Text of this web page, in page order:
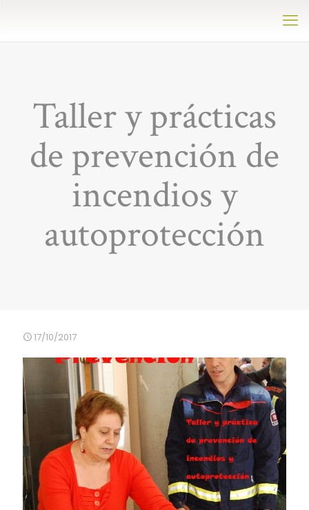
Taller y prácticas
de prevención de
incendios y
autoprotección
17/10/2017